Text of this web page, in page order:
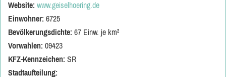
Website: www.geiselhoering.de
Einwohner: 6725
Bevölkerungsdichte: 67 Einw. je km²
Vorwahlen: 09423
KFZ-Kennzeichen: SR
Stadtaufteilung: